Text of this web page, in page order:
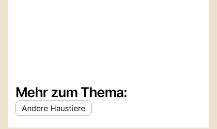
Mehr zum Thema:
Andere Haustiere